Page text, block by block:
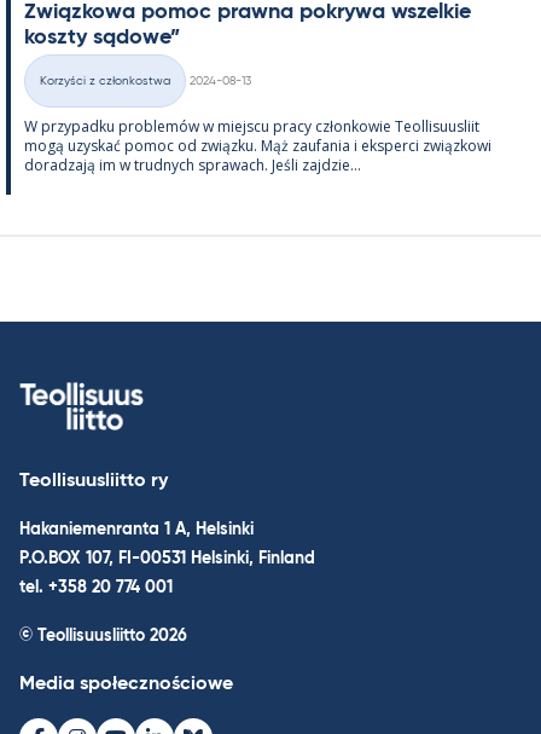
Związ­kowa po­moc prawna pok­rywa wszel­kie
koszty są­dowe”
Kategorie
Korzyści z członkostwa
2024-08-13
W przy­padku problemów w miejscu pracy człon­kowie Teol­li­suus­liit
mogą uzys­kać po­moc od związku. Mąż zau­fa­nia i eks­perci związ­kowi
do­radzają im w trud­nych sprawach. Jeśli zajdzie...
Teollisuusliitto ry
Hakaniemenranta 1 A, Helsinki
P.O.BOX 107, FI-00531 Helsinki, Finland
tel. +358 20 774 001
© Teollisuusliitto 2026
Media społecznościowe